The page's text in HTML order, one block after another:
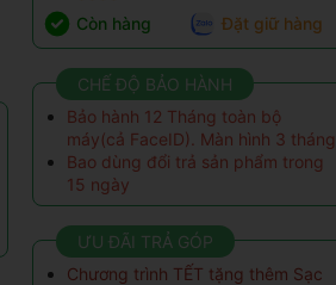
Còn hàng Đặt giữ hàng
CHẾ ĐỘ BẢO HÀNH
Bảo hành 12 Tháng toàn bộ
máy(cả FaceID). Màn hình 3 tháng
Bao dùng đổi trả sản phẩm trong
15 ngày
ƯU ĐÃI TRẢ GÓP
Chương trình TẾT tặng thêm Sạc